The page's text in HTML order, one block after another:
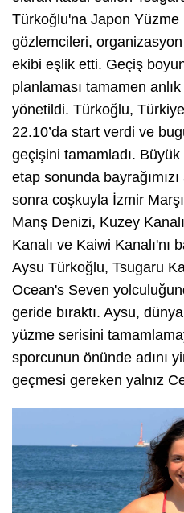
Türkoğlu'na Japon
gözlemcileri,
ekibi eşlik etti. Geçiş
planlaması tamamen
yönetildi. Türkoğlu,
22.10’da start verdi ve
geçişini tamamladı.
etap sonunda bayrağımızı
sonra coşkuyla İzmir
Manş Denizi, Kuzey
Kanalı ve Kaiwi Kanalı'nı
Aysu Türkoğlu, Tsugaru
Ocean's Seven
geride bıraktı. Aysu,
yüzme serisini
sporcunun önünde adını
geçmesi gereken yalnız